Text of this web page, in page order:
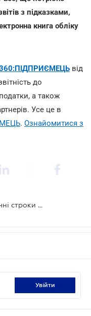
з підказками,
книга обліку
від
до
а також
Усе це в
. Ознайомитися з
Деклараційна кампанія 2021: граничні строки сплати податкових зобов’язань
увійти